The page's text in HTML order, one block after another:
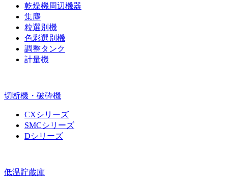
乾燥機周辺機器
集塵
粒選別機
色彩選別機
調整タンク
計量機
切断機・破砕機
CXシリーズ
SMCシリーズ
Dシリーズ
低温貯蔵庫